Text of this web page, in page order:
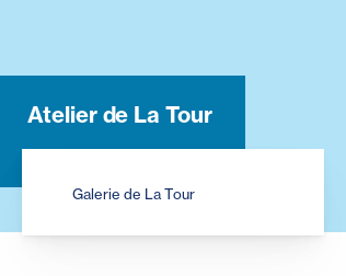
Atelier de La Tour
Galerie de La Tour